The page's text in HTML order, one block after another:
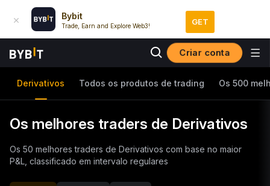
Bybit
Trade, Earn and Explore Web3! GET
Criar conta
Derivativos Todos os produtos de trading Os 500
Os melhores traders de Derivativos
Os 50 melhores traders de Derivativos com base no maior
P&L, classificado em intervalo regulares